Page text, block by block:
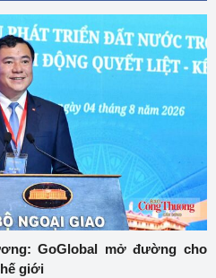
GoGlobal mở đường cho
giới